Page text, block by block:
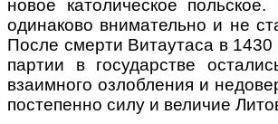
новое католическое
одинаково внимательно и не
После смерти Витаутаса в
партии в государстве
взаимного озлобления и
постепенно силу и величие